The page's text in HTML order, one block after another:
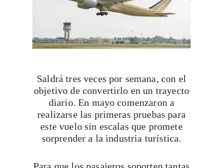
Saldrá tres veces por semana, con el
objetivo de convertirlo en un trayecto
diario. En mayo comenzaron a
realizarse las primeras pruebas para
este vuelo sin escalas que promete
sorprender a la industria turística.